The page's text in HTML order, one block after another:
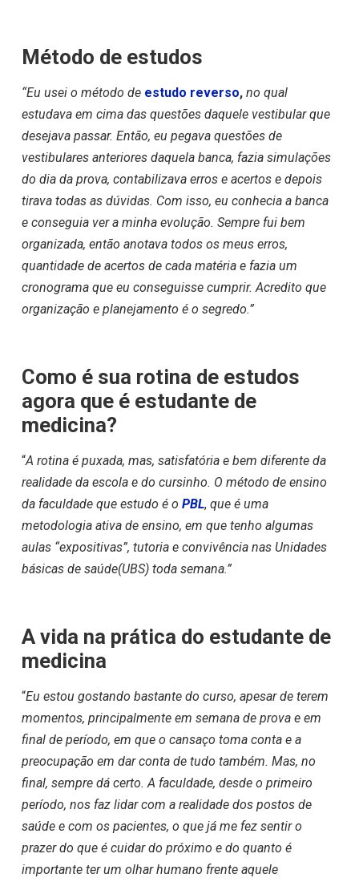
Método de estudos
“Eu usei o método de estudo reverso,no qual
estudava em cima das questões daquele vestibular que
desejava passar. Então, eu pegava questões de
vestibulares anteriores daquela banca, fazia simulações
do dia da prova, contabilizava erros e acertos e depois
tirava todas as dúvidas. Com isso, eu conhecia a banca
e conseguia ver a minha evolução. Sempre fui bem
organizada, então anotava todos os meus erros,
quantidade de acertos de cada matéria e fazia um
cronograma que eu conseguisse cumprir. Acredito que
organização e planejamento é o segredo.”
Como é sua rotina de estudos
agora que é estudante de
medicina?
“A rotina é puxada, mas, satisfatória e bem diferente da
realidade da escola e do cursinho. O método de ensino
da faculdade que estudo é o PBL,que é uma
metodologia ativa de ensino, em que tenho algumas
aulas “expositivas”, tutoria e convivência nas Unidades
básicas de saúde(UBS) toda semana.”
A vida na prática do estudante de
medicina
“Eu estou gostando bastante do curso, apesar de terem
momentos, principalmente em semana de prova e em
final de período, em que o cansaço toma conta e a
preocupação em dar conta de tudo também. Mas, no
final, sempre dá certo. A faculdade, desde o primeiro
período, nos faz lidar com a realidade dos postos de
saúde e com os pacientes, o que já me fez sentir o
prazer do que é cuidar do próximo e do quanto é
importante ter um olhar humano frente aquele